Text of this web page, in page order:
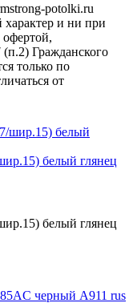
potolki.ru
и ни при
Гражданского
только по
от
белый глянец
белый глянец